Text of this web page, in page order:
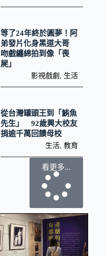
等了24年終於圓夢！阿
弟發片化身黑道大哥
吻戲纏綿拍到像「喪
屍」
影視戲劇 生活
從台灣罐頭王到「鮪魚
先生」 92歲興大校友
捐逾千萬回饋母校
生活 ,教育
看更多...